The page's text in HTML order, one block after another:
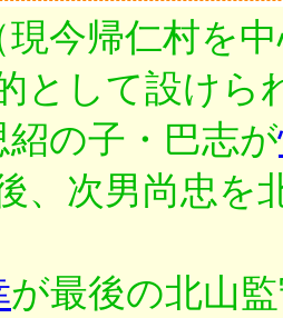
今帰仁村を
として設けら
の子・巴志が
、次男尚忠を
が最後の北山